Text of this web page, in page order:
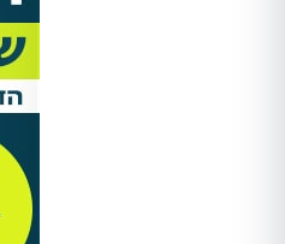
אריאל היה מקצועי מאוד מהשיחה
הראשונה. שלח לנו את אלדד ואחרי
חודש של גהנום סוף סוף יכולנו
להיכנס לחדר שהיה סגור בגלל שאי
אפשר היה לנשום בו. השירות היה
מדובר ב"עסק מסריח" (סבלנו מריח
הצוות דאג לטפל לנו בבעיה בצורה
הכי טובה שאפשר. אלדד דאג לנקות
אחריו ולהשאיר שובל של ריח שרק